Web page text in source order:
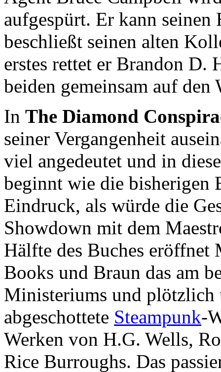
aufgespürt. Er kann seinen
beschließt seinen alten
erstes rettet er Brandon
beiden gemeinsam auf den
In The Diamond
seiner Vergangenheit
viel angedeutet und in
beginnt wie die bisherigen
Eindruck, als würde die
Showdown mit dem
Hälfte des Buches
Books und Braun das am
Ministeriums und plötzlich
abgeschottete Steampunk-
Werken von H.G. Wells,
Rice Burroughs. Das